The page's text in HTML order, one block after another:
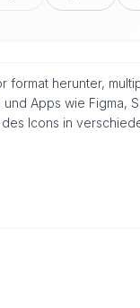
format herunter,
Apps wie Figma,
Icons in